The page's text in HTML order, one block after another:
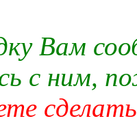
Вам
с ним,
сделать